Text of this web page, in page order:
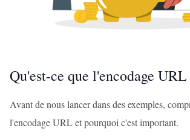
Qu'est-ce que l'encodage URL
Avant de nous lancer dans des exemples,
l'encodage URL et pourquoi c'est important.